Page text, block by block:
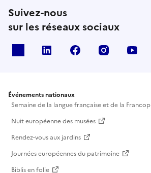
Suivez-nous
sur les réseaux sociaux
Linkedin Facebook Instagram
Événements nationaux
Semaine de la langue française et de la
Nuit européenne des musées
Rendez-vous aux jardins
Journées européennes du patrimoine
Biblis en folie